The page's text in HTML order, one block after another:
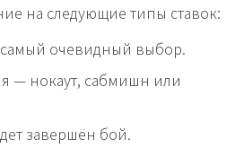
на следующие типы ставок:
очевидный выбор.
— нокаут, сабмишн или
завершён бой.